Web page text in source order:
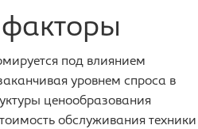
под влиянием
уровнем спроса в
ценообразования
обслуживания техники